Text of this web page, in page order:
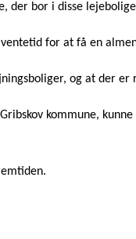
der bor i disse
for at få en
og at der
kommune,